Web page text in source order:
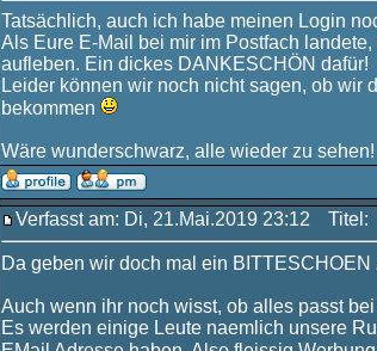
Tatsächlich, auch ich habe meinen Login
Als Eure E-Mail bei mir im Postfach
aufleben. Ein dickes DANKESCHÖN dafür!
Leider können wir noch nicht sagen, ob wir
bekommen
Wäre wunderschwarz, alle wieder zu sehen!
Verfasst am: Di, 21.Mai.2019 23:12 Titel:
Da geben wir doch mal ein BITTESCHOEN
Auch wenn ihr noch wisst, ob alles passt
Es werden einige Leute naemlich unsere